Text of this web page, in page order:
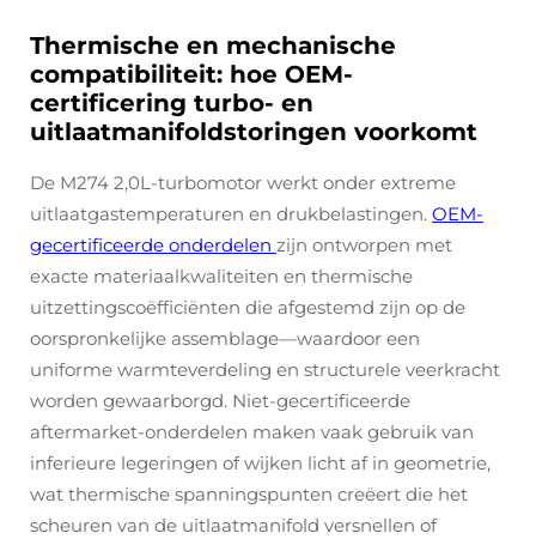
Thermische en mechanische
compatibiliteit: hoe OEM-
certificering turbo- en
uitlaatmanifoldstoringen voorkomt
De M274 2,0L-turbomotor werkt onder extreme
uitlaatgastemperaturen en drukbelastingen. OEM-
gecertificeerde onderdelen zijn ontworpen met
exacte materiaalkwaliteiten en thermische
uitzettingscoëfficiënten die afgestemd zijn op de
oorspronkelijke assemblage—waardoor een
uniforme warmteverdeling en structurele veerkracht
worden gewaarborgd. Niet-gecertificeerde
aftermarket-onderdelen maken vaak gebruik van
inferieure legeringen of wijken licht af in geometrie,
wat thermische spanningspunten creëert die het
scheuren van de uitlaatmanifold versnellen of